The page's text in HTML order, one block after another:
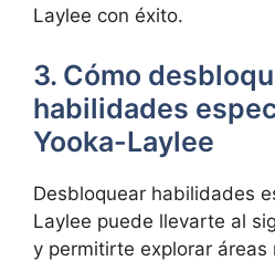
Laylee con éxito.
3. Cómo
habilidades
Yooka-Laylee
Desbloquear habilidades
Laylee puede llevarte al
y permitirte explorar áreas